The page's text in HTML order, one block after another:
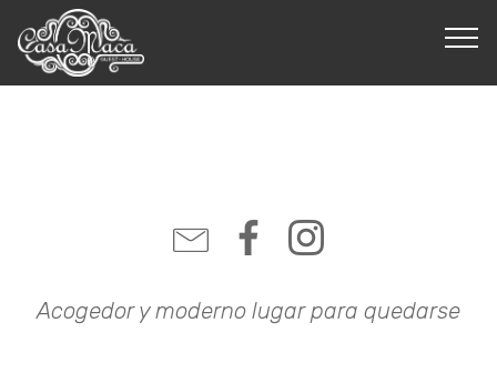
Acogedor y moderno lugar para quedarse